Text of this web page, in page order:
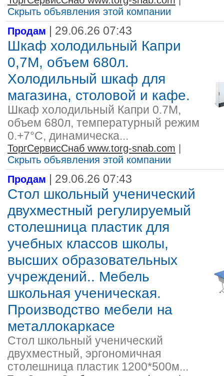
Скрыть объявления этой компании
Продам
| 29.06.26 07:43
Шкаф холодильный Капри
0,7М, объем 680л.
Холодильный шкаф для
магазина, столовой и кафе.
Шкаф холодильный Капри 0.7М,
объем 680л, температурный режим
0.+7°С, динамическа...
ТоргСервисСнаб www.torg-snab.com
Скрыть объявления этой компании
Продам
| 29.06.26 07:43
Стол школьный ученический
двухместный регулируемый
столешница пластик для
учебных классов школы,
высших образовательных
учреждений.. Мебель
школьная ученическая.
Производство мебели на
металлокаркасе
Стол школьный ученический
двухместный, эргономичная
столешница пластик 1200*500м...